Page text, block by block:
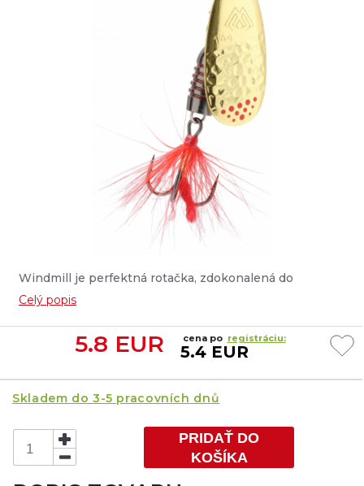
Windmill je perfektná rotačka, zdokonalená do
najmenšieho detailu, ktorá funguje perfektne aj pri
pomalom pohybe! Unikátny obojstranný povlak a
kvalitný trojháčik so strapcom zaručuje úspech na
každom lovisku....
Celý popis
5.8 EUR cena po registráciu:
5.4 EUR
Skladem do 3-5 pracovních dnů
PRIDAŤ DO
KOŠÍKA